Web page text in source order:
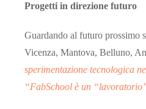
Progetti in direzione futuro
Guardando al futuro prossimo
Vicenza, Mantova, Belluno,
sperimentazione tecnologica
“FabSchool è un